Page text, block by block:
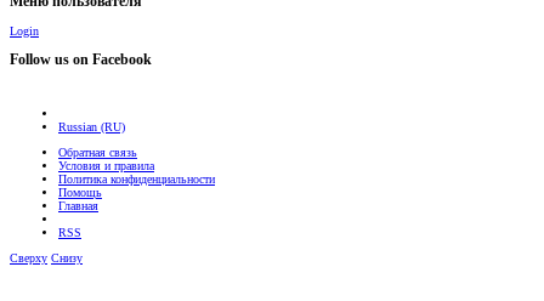
Login
Follow us on Facebook
Russian (RU)
Обратная связь
Условия и правила
Политика конфиденциальности
Помощь
Главная
RSS
Сверху Снизу